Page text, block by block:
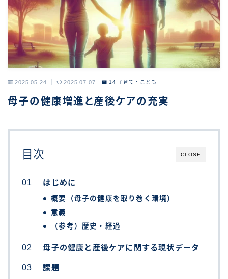
2025.05.24 2025.07.07 14 子育て・こども
母子の健康増進と産後ケアの充実
CLOSE
目次
はじめに
概要（母子の健康を取り巻く環境）
意義
（参考）歴史・経過
母子の健康と産後ケアに関する現状データ
課題